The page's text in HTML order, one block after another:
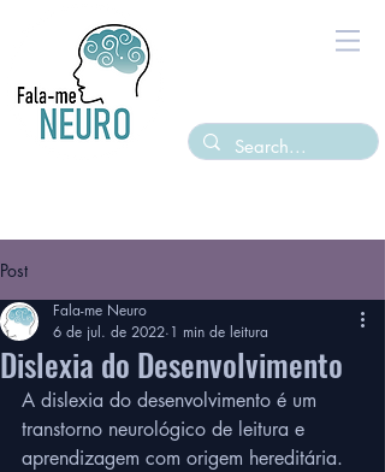
Post
Dislexia do Desenvolvimento
Fala-me Neuro
6 de jul. de 2022 1 min de leitura
A dislexia do desenvolvimento é um
transtorno neurológico de leitura e
aprendizagem com origem hereditária.